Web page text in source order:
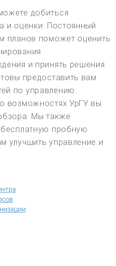
добиться
и оценки. Постоянный
планов поможет оценить
и принять решения
предоставить вам
по управлению
возможностях УрГУ вы
Мы также
пробную
улучшить управление и